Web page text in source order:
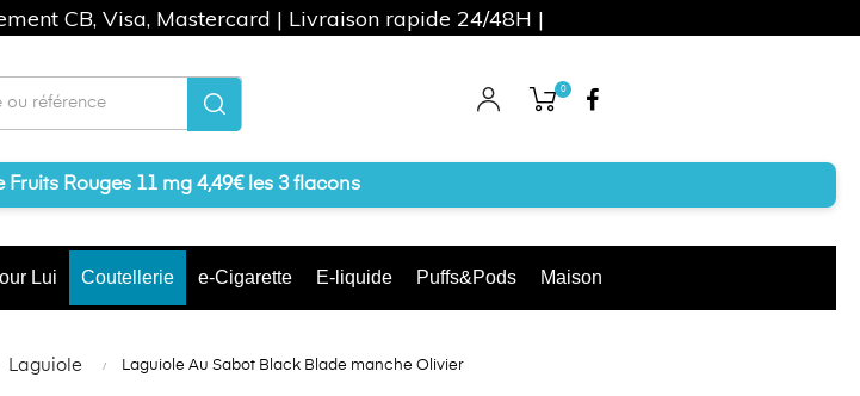
0
Rouges 11 mg 4,49€ les 3 flacons
Lui Coutellerie e-Cigarette E-liquide Puffs&Pods Maison
Laguiole Laguiole Au Sabot Black Blade manche Olivier
CB, Visa, Mastercard | Livraison rapide 24/48H |